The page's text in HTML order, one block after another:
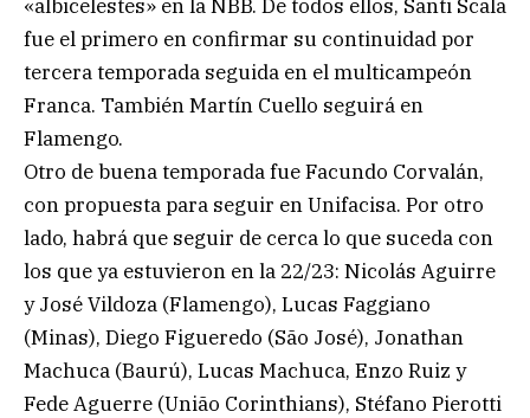
«albicelestes» en la NBB. De todos ellos, Santi Scala
fue el primero en confirmar su continuidad por
tercera temporada seguida en el multicampeón
Franca. También Martín Cuello seguirá en
Flamengo.
Otro de buena temporada fue Facundo Corvalán,
con propuesta para seguir en Unifacisa. Por otro
lado, habrá que seguir de cerca lo que suceda con
los que ya estuvieron en la 22/23: Nicolás Aguirre
y José Vildoza (Flamengo), Lucas Faggiano
(Minas), Diego Figueredo (São José), Jonathan
Machuca (Baurú), Lucas Machuca, Enzo Ruiz y
Fede Aguerre (União Corinthians), Stéfano Pierotti